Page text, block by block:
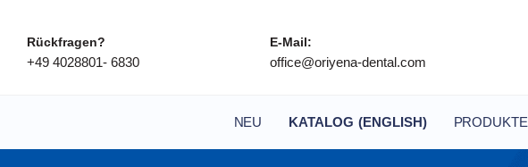
Rückfragen?
+49 4028801- 6830
E-Mail:
office@oriyena-dental.com
NEU KATALOG (ENGLISH) PRODUKTE